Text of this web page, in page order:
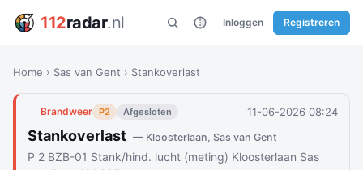
112radar.nl Inloggen Registreren
Home › Sas van Gent › Stankoverlast
Brandweer P2 Afgesloten 11-06-2026 08:24
Stankoverlast — Kloosterlaan, Sas van Gent
P 2 BZB-01 Stank/hind. lucht (meting) Kloosterlaan Sas